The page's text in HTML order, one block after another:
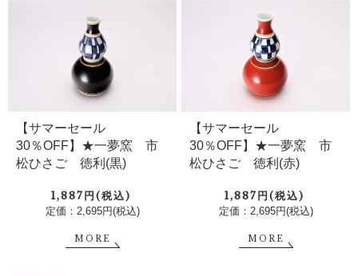
【サマーセール
30％OFF】★一夢窯 市
松ひさご 徳利(黒)
1,887円(税込)
定価：2,695円(税込)
MORE
【サマーセール
30％OFF】★一夢窯 市
松ひさご 徳利(赤)
1,887円(税込)
定価：2,695円(税込)
MORE